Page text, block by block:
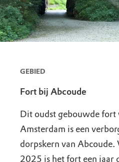
GEBIED
Fort bij Abcoude
Dit oudst gebouwde fort
Amsterdam is een
dorpskern van Abcoude.
2025 is het fort een jaar